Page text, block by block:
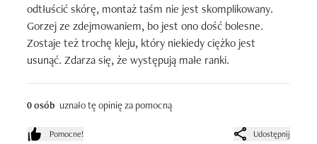
odtłuścić skórę, montaż taśm nie jest skomplikowany.
Gorzej ze zdejmowaniem, bo jest ono dość bolesne.
Zostaje też trochę kleju, który niekiedy ciężko jest
usunąć. Zdarza się, że występują małe ranki.
0 osób uznało tę opinię za pomocną
Pomocne! Udostępnij